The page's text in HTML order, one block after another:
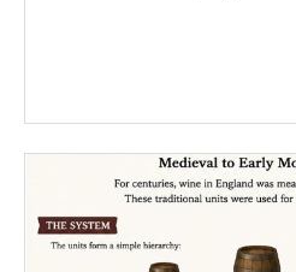
couverture
(conseillée)